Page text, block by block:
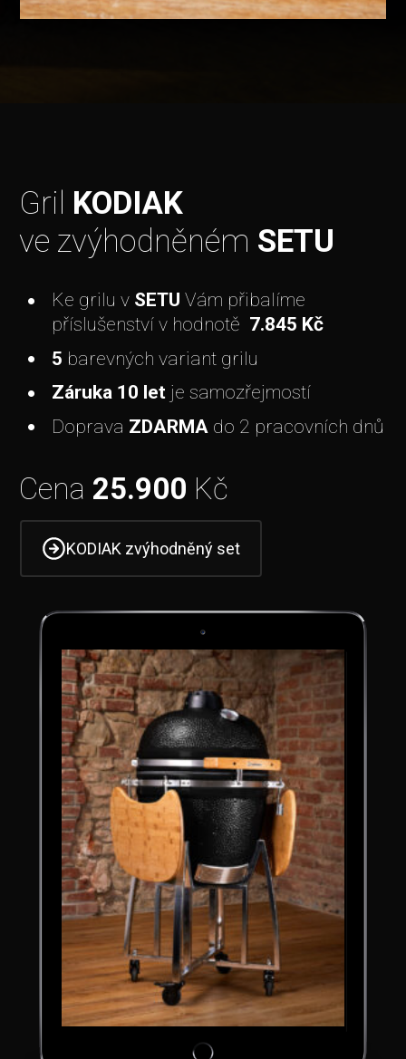
Gril KODIAK
ve zvýhodněném SETU
Ke grilu v SETU Vám přibalíme
příslušenství v hodnotě 7.845 Kč
5 barevných variant grilu
Záruka 10 let je samozřejmostí
Doprava ZDARMA do 2 pracovních dnů
Cena 25.900 Kč
KODIAK zvýhodněný set